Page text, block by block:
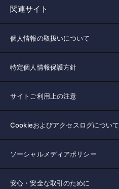
関連サイト
個人情報の取扱いについて
特定個人情報保護方針
サイトご利用上の注意
Cookieおよびアクセスログについて
ソーシャルメディアポリシー
安心・安全な取引のために